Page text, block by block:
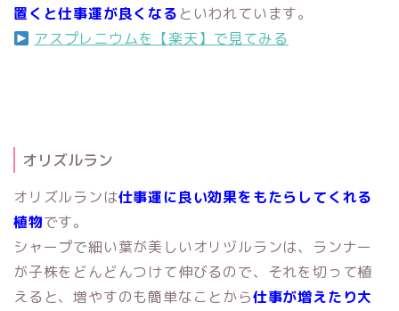
置くと仕事運が良くなる といわれています。
アスプレニウムを【楽天】で見てみる
オリズルラン
オリズルランは仕事運に良い効果をもたらしてくれる
植物です。
シャープで細い葉が美しいオリヅルランは、ランナー
が子株をどんどんつけて伸びるので、それを切って植
えると、増やすのも簡単なことから仕事が増えたり大